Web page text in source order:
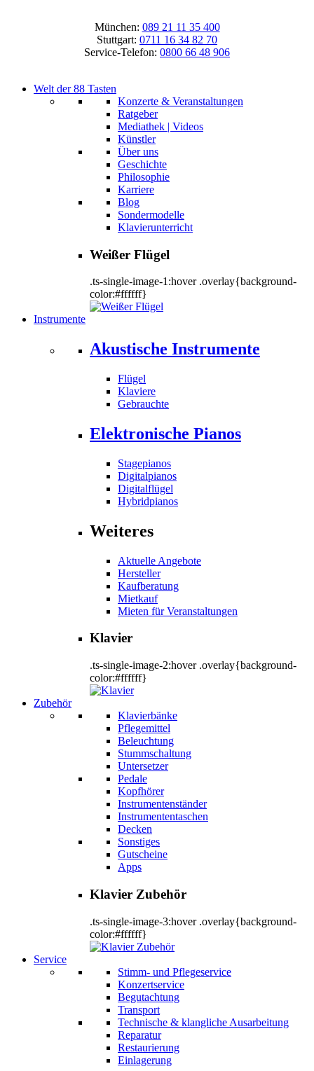
München: 089 21 11 35 400
Stuttgart: 0711 16 34 82 70
Service-Telefon: 0800 66 48 906
Welt der 88 Tasten
Konzerte & Veranstaltungen
Ratgeber
Mediathek | Videos
Künstler
Über uns
Geschichte
Philosophie
Karriere
Blog
Sondermodelle
Klavierunterricht
Weißer Flügel
.ts-single-image-1:hover .overlay{background-
color:#ffffff}
Instrumente
Akustische Instrumente
Flügel
Klaviere
Gebrauchte
Elektronische Pianos
Stagepianos
Digitalpianos
Digitalflügel
Hybridpianos
Weiteres
Aktuelle Angebote
Hersteller
Kaufberatung
Mietkauf
Mieten für Veranstaltungen
Klavier
.ts-single-image-2:hover .overlay{background-
color:#ffffff}
Zubehör
Klavierbänke
Pflegemittel
Beleuchtung
Stummschaltung
Untersetzer
Pedale
Kopfhörer
Instrumentenständer
Instrumententaschen
Decken
Sonstiges
Gutscheine
Apps
Klavier Zubehör
.ts-single-image-3:hover .overlay{background-
color:#ffffff}
Service
Stimm- und Pflegeservice
Konzertservice
Begutachtung
Transport
Technische & klangliche Ausarbeitung
Reparatur
Restaurierung
Einlagerung